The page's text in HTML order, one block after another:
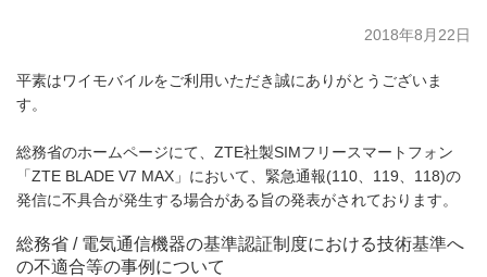
2018年8月22日
平素はワイモバイルをご利用いただき誠にありがとうございま
す。
総務省のホームページにて、ZTE社製SIMフリースマートフォン
「ZTE BLADE V7 MAX」において、緊急通報(110、119、118)の
発信に不具合が発生する場合がある旨の発表がされております。
総務省 / 電気通信機器の基準認証制度における技術基準へ
の不適合等の事例について